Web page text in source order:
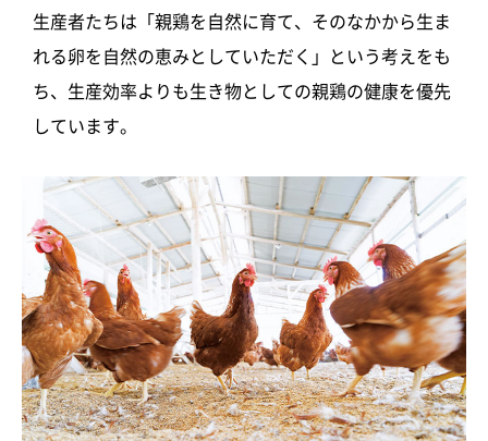
生産者たちは「親鶏を自然に育て、そのなかから生ま
れる卵を自然の恵みとしていただく」という考えをも
ち、生産効率よりも生き物としての親鶏の健康を優先
しています。